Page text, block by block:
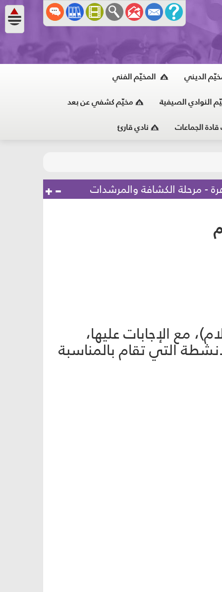
الديني المخيّم الفني
النوادي الصيفية مخيّم كشفي عن بعد
الجماعات نادي قارئ
- مرحلة الكشافة والمرشدات
مع الإجابات عليها،
التي تقام بالمناسبة